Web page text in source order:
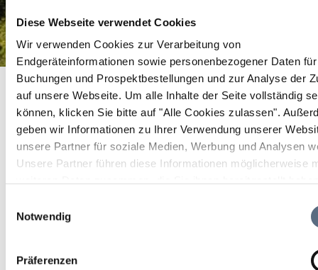
Diese Webseite verwendet Cookies
Wir verwenden Cookies zur Verarbeitung von
Endgeräteinformationen sowie personenbezogener Daten
Buchungen und Prospektbestellungen und zur Analyse der
auf unsere Webseite. Um alle Inhalte der Seite vollständig
können, klicken Sie bitte auf "Alle Cookies zulassen".
geben wir Informationen zu Ihrer Verwendung unserer
unsere Partner für soziale Medien, Werbung und Analysen
Unsere Partner führen diese Informationen möglicherweise
Notwendig
Präferenzen
Kriegskinder - Vernissage mit Heike von Schlebrügge
und Zeitzeugengespräch mit den
Literaturwissenschaftlern Dr. Hiltrud und Prof. Dr.
Günter Häntzs
Startseite
Kriegskinder - Vernissage mit Heike von Schlebrügge und
und Prof. Dr. Günter Häntzs
Kriegskinder - Vernissage
mit Heike von
Zeitzeugengespräch mit
den